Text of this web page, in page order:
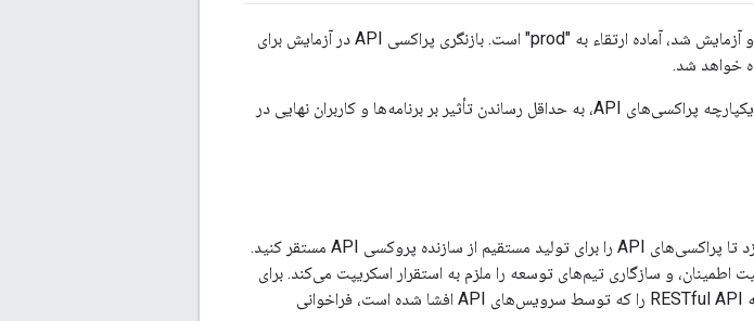
هنگامی که یک پروکسی API به طور کامل پیاده سازی و آزمایش شد، آماده ارتقاء به "prod" است. بازنگری پراکسی API در آزمایش برای
API Services قابلیت‌هایی را برای اطمینان از استقرار یکپارچه پراکسی‌های API، به حداقل رساندن تأثیر بر برنامه‌ها و کاربران نهایی در
رابط کاربری مدیریت Apigee Edge شما را قادر می‌سازد تا پراکسی‌های API را برای تولید مستقیم از سازنده پروکسی API مستقر کنید.
اطمینان، و سازگاری تیم‌های توسعه را ملزم به استقرار اسکریپت می‌کند. برای
انجام این کار، می‌توانید کد و اسکریپت‌هایی بنویسید که RESTful API را که توسط سرویس‌های API افشا شده است، فراخوانی